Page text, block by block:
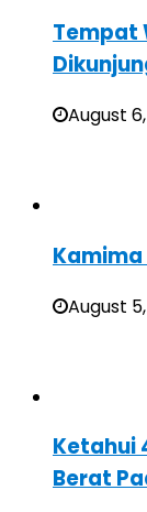
Tempat
August
Kamima
August
Ketahui
Berat